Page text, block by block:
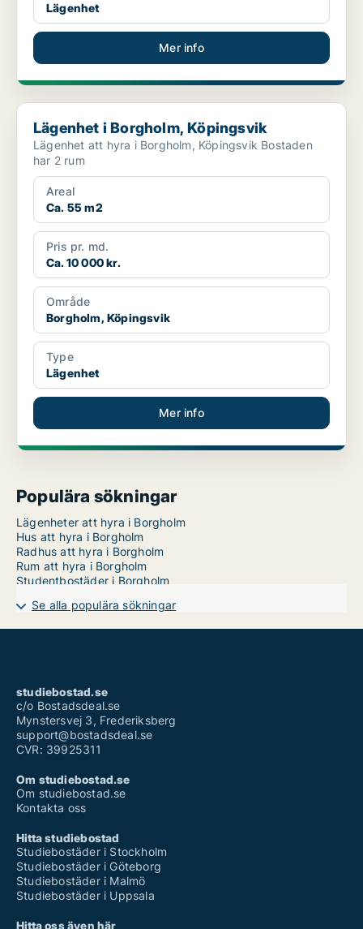
Lägenhet
Mer info
Lägenhet i Borgholm, Köpingsvik
Lägenhet i Borgholm, Köpingsvik
Lägenhet att hyra i Borgholm, Köpingsvik Bostaden
har 2 rum
Areal
Ca. 55 m2
Pris pr. md.
Ca. 10 000 kr.
Område
Borgholm, Köpingsvik
Type
Lägenhet
Mer info
Populära sökningar
Lägenheter att hyra i Borgholm
Hus att hyra i Borgholm
Radhus att hyra i Borgholm
Rum att hyra i Borgholm
Studentbostäder i Borgholm
Se alla populära sökningar
studiebostad.se
c/o Bostadsdeal.se
Mynstersvej 3, Frederiksberg
support@bostadsdeal.se
CVR: 39925311
Om studiebostad.se
Om studiebostad.se
Kontakta oss
Hitta studiebostad
Studiebostäder i Stockholm
Studiebostäder i Göteborg
Studiebostäder i Malmö
Studiebostäder i Uppsala
Hitta oss även här